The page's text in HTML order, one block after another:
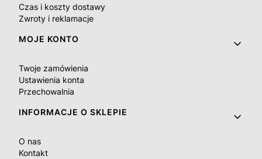
Czas i koszty dostawy
Zwroty i reklamacje
MOJE KONTO
Twoje zamówienia
Ustawienia konta
Przechowalnia
INFORMACJE O SKLEPIE
O nas
Kontakt